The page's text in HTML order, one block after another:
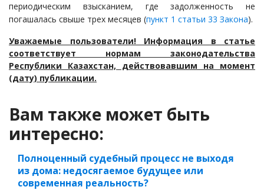
периодическим взысканием, где задолженность не
погашалась свыше трех месяцев (пункт 1 статьи 33 Закона).
Уважаемые пользователи! Информация в статье
соответствует нормам законодательства
Республики Казахстан, действовавшим на момент
(дату) публикации.
Вам также может быть
интересно:
Полноценный судебный процесс не выходя
из дома: недосягаемое будущее или
современная реальность?